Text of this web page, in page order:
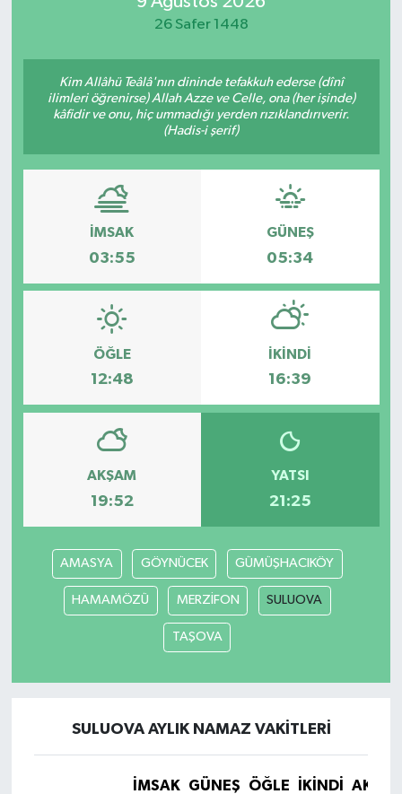
26 Safer 1448
Kim Allâhü Teâlâ'nın dininde tefakkuh ederse (dînî
ilimleri öğrenirse) Allah Azze ve Celle, ona (her işinde)
kâfidir ve onu, hiç ummadığı yerden rızıklandırıverir.
(Hadis-i şerif)
İMSAK
03:55
GÜNEŞ
05:34
ÖĞLE
12:48
İKINDI
16:39
AKŞAM
19:52
YATSI
21:25
AMASYA GÖYNÜCEK GÜMÜŞHACIKÖY
HAMAMÖZÜ MERZİFON SULUOVA
TAŞOVA
SULUOVA AYLIK NAMAZ VAKITLERI
İMSAK GÜNEŞ ÖĞLE İKINDI
Teknoloji
Yaşam